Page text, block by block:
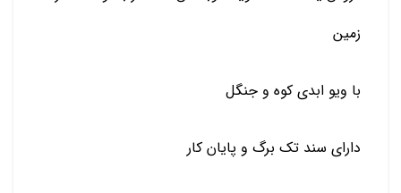
زمین
با ویو ابدی کوه و جنگل
دارای سند تک برگ و پایان کار